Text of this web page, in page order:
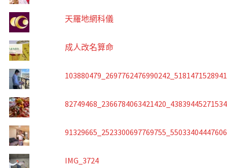
天羅地網科儀
成人改名算命
IMG_3724